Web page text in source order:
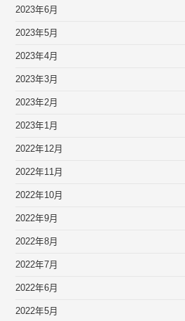
2023年6月
2023年5月
2023年4月
2023年3月
2023年2月
2023年1月
2022年12月
2022年11月
2022年10月
2022年9月
2022年8月
2022年7月
2022年6月
2022年5月